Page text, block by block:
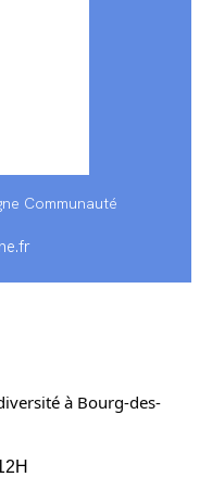
Communauté
à Bourg-des-